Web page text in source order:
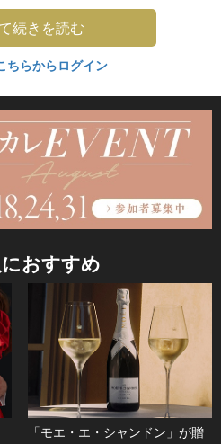
続きを読む
ちらからログイン
おすすめ
「モエ・エ・シャンドン」が贈